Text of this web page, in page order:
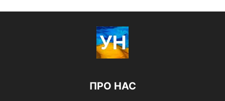
ПРО НАС